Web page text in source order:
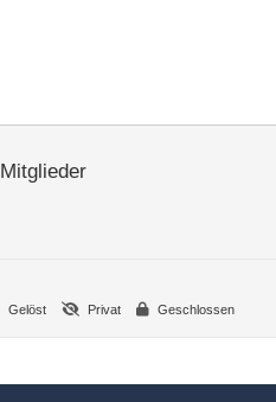
Mitglieder
Gelöst Privat Geschlossen